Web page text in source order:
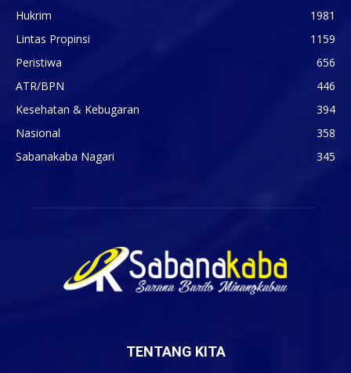
Hukrim
1981
Lintas Propinsi
1159
Peristiwa
656
ATR/BPN
446
Kesehatan & Kebugaran
394
Nasional
358
Sabanakaba Nagari
345
TENTANG KITA